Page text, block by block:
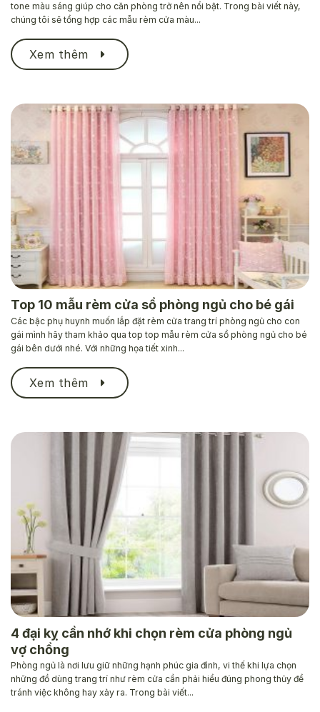
tone màu sáng giúp cho căn phòng trở nên nổi bật. Trong bài viết này,
chúng tôi sẽ tổng hợp các mẫu rèm cửa màu...
Xem thêm
Top 10 mẫu rèm cửa sổ phòng ngủ cho bé gái
Các bậc phụ huynh muốn lắp đặt rèm cửa trang trí phòng ngủ cho con
gái mình hãy tham khảo qua top top mẫu rèm cửa sổ phòng ngủ cho bé
gái bên dưới nhé. Với những họa tiết xinh...
Xem thêm
4 đại kỵ cần nhớ khi chọn rèm cửa phòng ngủ
vợ chồng
Phòng ngủ là nơi lưu giữ những hạnh phúc gia đình, vi thế khi lựa chọn
những đồ dùng trang trí như rèm cửa cần phải hiểu đúng phong thủy để
tránh việc không hay xảy ra. Trong bài viết...